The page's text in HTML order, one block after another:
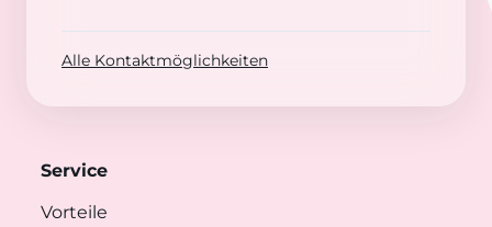
Alle Kontaktmöglichkeiten
Service
Vorteile